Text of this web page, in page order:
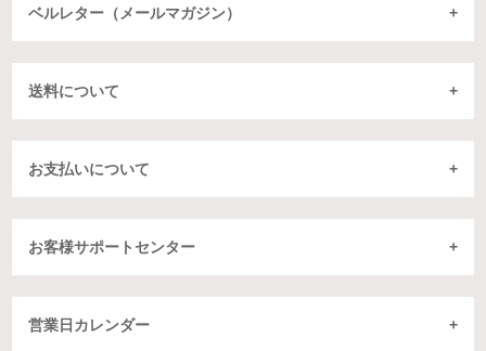
ベルレター（メールマガジン）
送料について
お支払いについて
お客様サポートセンター
営業日カレンダー